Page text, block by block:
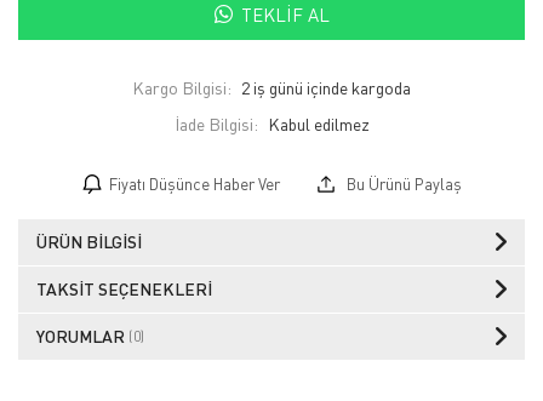
TEKLIF AL
Kargo Bilgisi: 2 iş günü içinde kargoda
İade Bilgisi:
Fiyatı Düşünce Haber Ver Bu Ürünü Paylaş
ÜRÜN BILGISI
TAKSIT SEÇENEKLERI
YORUMLAR (0)